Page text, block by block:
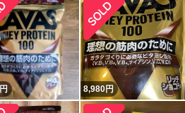
円 8,980円